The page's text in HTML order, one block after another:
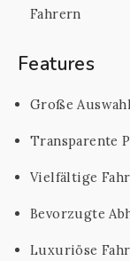
Fahrern
Features
Große
Transparente
Vielfältige
Bevorzugte
Luxuriöse